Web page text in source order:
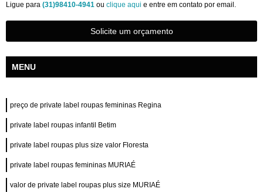
Ligue para (31)98410-4941 ou clique aqui e entre em contato por email.
Solicite um orçamento
MENU
preço de private label roupas femininas Regina
private label roupas infantil Betim
private label roupas plus size valor Floresta
private label roupas femininas MURIAÉ
valor de private label roupas plus size MURIAÉ